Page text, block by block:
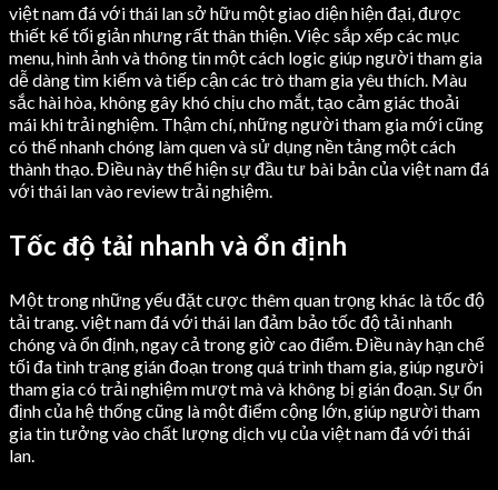
việt nam đá với thái lan sở hữu một giao diện hiện đại, được
thiết kế tối giản nhưng rất thân thiện. Việc sắp xếp các mục
menu, hình ảnh và thông tin một cách logic giúp người tham gia
dễ dàng tìm kiếm và tiếp cận các trò tham gia yêu thích. Màu
sắc hài hòa, không gây khó chịu cho mắt, tạo cảm giác thoải
mái khi trải nghiệm. Thậm chí, những người tham gia mới cũng
có thể nhanh chóng làm quen và sử dụng nền tảng một cách
thành thạo. Điều này thể hiện sự đầu tư bài bản của việt nam đá
với thái lan vào review trải nghiệm.
Tốc độ tải nhanh và ổn định
Một trong những yếu đặt cược thêm quan trọng khác là tốc độ
tải trang. việt nam đá với thái lan đảm bảo tốc độ tải nhanh
chóng và ổn định, ngay cả trong giờ cao điểm. Điều này hạn chế
tối đa tình trạng gián đoạn trong quá trình tham gia, giúp người
tham gia có trải nghiệm mượt mà và không bị gián đoạn. Sự ổn
định của hệ thống cũng là một điểm cộng lớn, giúp người tham
gia tin tưởng vào chất lượng dịch vụ của việt nam đá với thái
lan.